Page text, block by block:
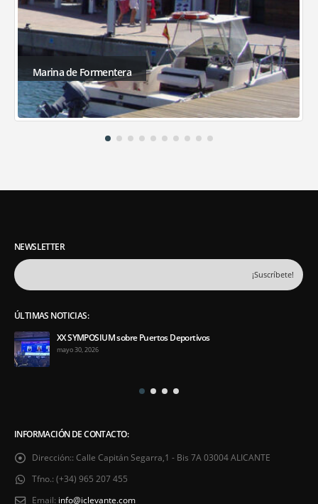
Marina de Formentera
NEWSLETTER
ÚLTIMAS NOTICIAS:
XX SYMPOSIUM sobre Puertos Deportivos
mayo 30, 2026
INFORMACIÓN DE CONTACTO:
Dirección:: Calle Capitán Segarra,1 - Bis 7A 03004 ALICANTE
Tfno.: (+34) 965 207 455
Email: info@iclevante.com